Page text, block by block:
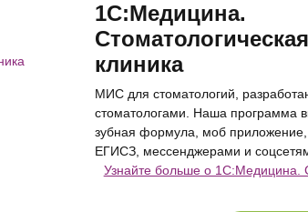
1C:Медицина.
Стоматологическая
клиника
МИС для стоматологий,
стоматологами. Наша программа
зубная формула, моб приложение,
ЕГИСЗ, мессенджерами и
Узнайте больше о 1C:Медицина.